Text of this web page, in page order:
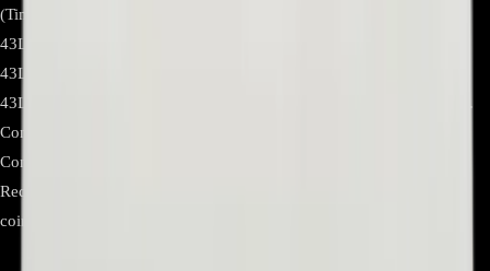
(Timing/Time Control) para TV LCD LED. Compatibilidad
43LK5700PDC.BWCFLJM, 43LK5700PDC.DWCFLUM,
43LM6300PDB, 43LT570H0UA.AWMFLJM,
43LT570H0UA.BWMFLJM (verificar por etiqueta del T-CON/panel).
Conexiones Interfaz LVDS/FFC entre main board y panel LCD.
Condición Repuesto OEM (pieza genuina). Notas de instalación
Requiere manipulación antiestática; confirmar código del panel y
coincidencia exacta del P/N antes de instalar.